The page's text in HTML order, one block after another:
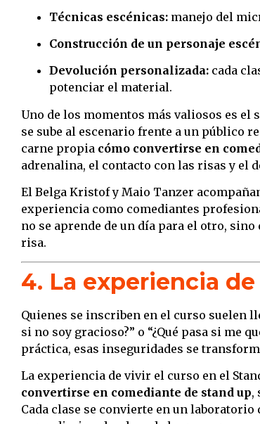
Técnicas escénicas: manejo del
Construcción de un personaje
Devolución personalizada: cada
potenciar el material.
Uno de los momentos más valiosos es
se sube al escenario frente a un público
carne propia cómo convertirse en
adrenalina, el contacto con las risas y el
El Belga Kristof y Maio Tanzer
experiencia como comediantes
no se aprende de un día para el otro,
risa.
4. La experiencia
Quienes se inscriben en el curso suelen
si no soy gracioso?” o “¿Qué pasa si me
práctica, esas inseguridades se
La experiencia de vivir el curso en el
convertirse en comediante de stand up,
Cada clase se convierte en un